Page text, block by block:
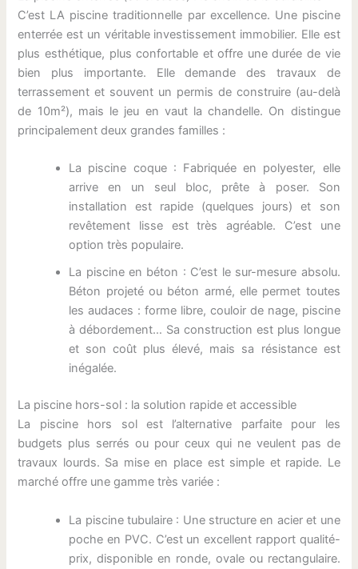
C’est LA piscine traditionnelle par excellence. Une piscine
enterrée est un véritable investissement immobilier. Elle est
plus esthétique, plus confortable et offre une durée de vie
bien plus importante. Elle demande des travaux de
terrassement et souvent un permis de construire (au-delà
de 10m²), mais le jeu en vaut la chandelle. On distingue
principalement deux grandes familles :
La piscine coque : Fabriquée en polyester, elle
arrive en un seul bloc, prête à poser. Son
installation est rapide (quelques jours) et son
revêtement lisse est très agréable. C’est une
option très populaire.
La piscine en béton : C’est le sur-mesure absolu.
Béton projeté ou béton armé, elle permet toutes
les audaces : forme libre, couloir de nage, piscine
à débordement… Sa construction est plus longue
et son coût plus élevé, mais sa résistance est
inégalée.
La piscine hors-sol : la solution rapide et accessible
La piscine hors sol est l’alternative parfaite pour les
budgets plus serrés ou pour ceux qui ne veulent pas de
travaux lourds. Sa mise en place est simple et rapide. Le
marché offre une gamme très variée :
La piscine tubulaire : Une structure en acier et une
poche en PVC. C’est un excellent rapport qualité-
prix, disponible en ronde, ovale ou rectangulaire.